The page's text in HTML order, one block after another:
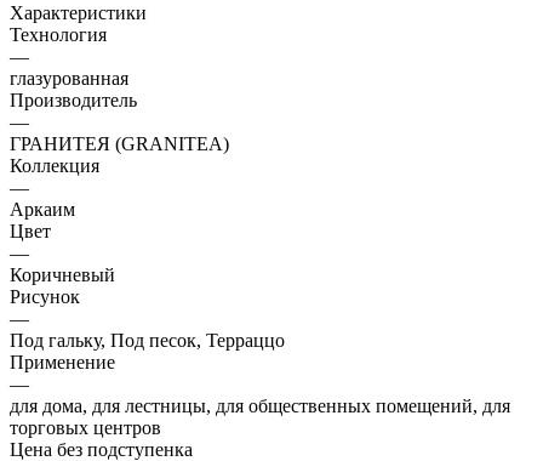
Характеристики
Технология
—
глазурованная
Производитель
—
ГРАНИТЕЯ (GRANITEA)
Коллекция
—
Аркаим
Цвет
—
Коричневый
Рисунок
—
Под гальку, Под песок, Терраццо
Применение
—
для дома, для лестницы, для общественных помещений, для
торговых центров
Цена без подступенка